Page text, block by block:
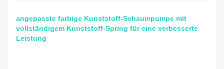
angepasste farbige Kunststoff-Schaumpumpe mit
vollständigem Kunststoff-Spring für eine verbesserte
Leistung